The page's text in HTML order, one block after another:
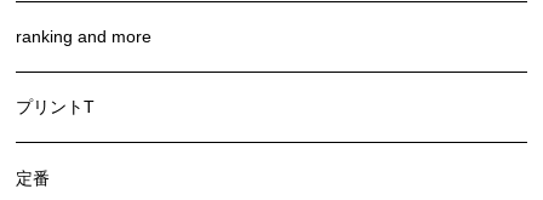
ranking and more
プリントT
定番